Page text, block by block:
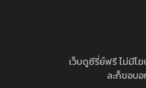
เว็บดูซีรี่ย์ฟรี ไม่มีโ
ละก็ขอบ